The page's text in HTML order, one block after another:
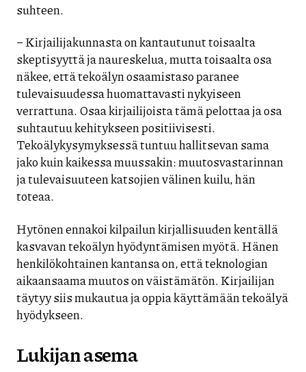
suhteen.
– Kirjailijakunnasta on kantautunut toisaalta
skeptisyyttä ja naureskelua, mutta toisaalta osa
näkee, että tekoälyn osaamistaso paranee
tulevaisuudessa huomattavasti nykyiseen
verrattuna. Osaa kirjailijoista tämä pelottaa ja osa
suhtautuu kehitykseen positiivisesti.
Tekoälykysymyksessä tuntuu hallitsevan sama
jako kuin kaikessa muussakin: muutosvastarinnan
ja tulevaisuuteen katsojien välinen kuilu, hän
toteaa.
Hytönen ennakoi kilpailun kirjallisuuden kentällä
kasvavan tekoälyn hyödyntämisen myötä. Hänen
henkilökohtainen kantansa on, että teknologian
aikaansaama muutos on väistämätön. Kirjailijan
täytyy siis mukautua ja oppia käyttämään tekoälyä
hyödykseen.
Lukijan asema